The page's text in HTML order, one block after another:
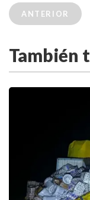
ANTERIOR
También